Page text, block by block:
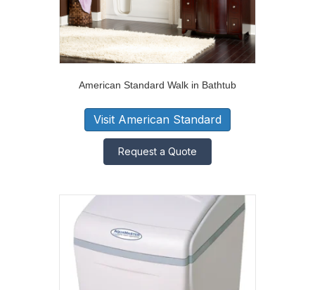
American Standard Walk in Bathtub
Visit American Standard
Request a Quote